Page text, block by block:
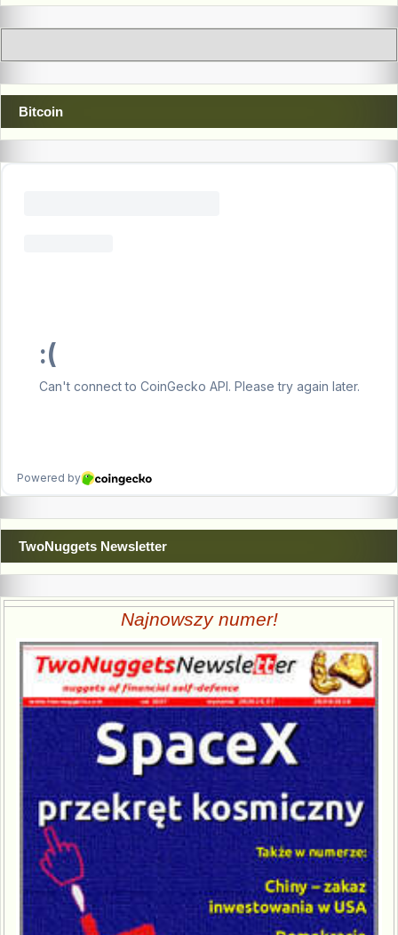
Bitcoin
TwoNuggets Newsletter
Najnowszy numer!